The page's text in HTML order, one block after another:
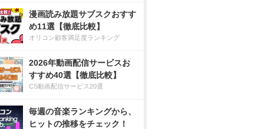
漫画読み放題サブスクおすす
め11選【徹底比較】
オリコン顧客満足度ランキング
2026年動画配信サービスお
すすめ40選【徹底比較】
CS動画配信サービス20選
毎週の音楽ランキングから、
ヒットの推移をチェック！